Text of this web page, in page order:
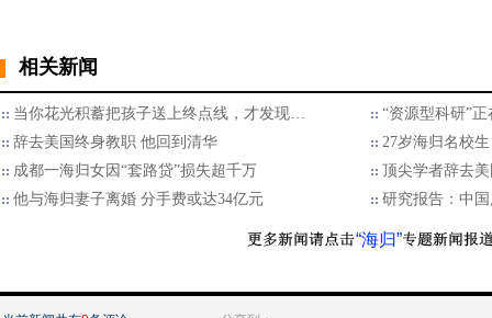
相关新闻
当你花光积蓄把孩子送上终点线，才发现…
“资源型科研”
辞去美国终身教职 他回到清华
27岁海归名校
成都一海归女因“套路贷”损失超千万
顶尖学者辞去
他与海归妻子离婚 分手费或达34亿元
研究报告：中
“海归”